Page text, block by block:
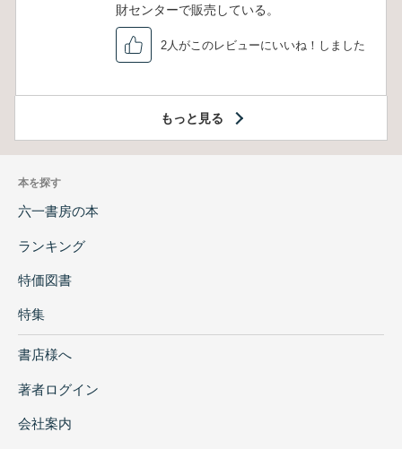
財センターで販売している。
2人がこのレビューにいいね！しました
もっと見る
本を探す
六一書房の本
ランキング
特価図書
特集
書店様へ
著者ログイン
会社案内